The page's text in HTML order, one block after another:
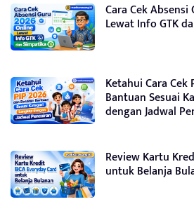
Cara Cek
Lewat Info GTK
Ketahui Cara Cek
Bantuan Sesuai
dengan Jadwal
Review Kartu
untuk Belanja